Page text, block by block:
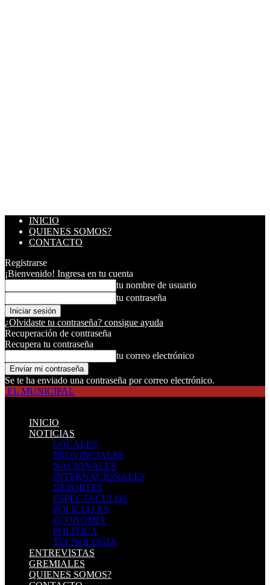
INICIO
QUIENES SOMOS?
CONTACTO
Registrarse
¡Bienvenido! Ingresa en tu cuenta
tu nombre de usuario
tu contraseña
¿Olvidaste tu contraseña? consigue ayuda
Recuperación de contraseña
Recupera tu contraseña
tu correo electrónico
Se te ha enviado una contraseña por correo electrónico.
EL MUNICIPAL
INICIO
NOTICIAS
LOCALES
PROVINCIALES
NACIONALES
INTERNACIONALES
DEPORTES
ESPECTACULOS
POLICIALES
ECONOMIA
POLITICA
TECNOLOGIA
ENTREVISTAS
GREMIALES
QUIENES SOMOS?